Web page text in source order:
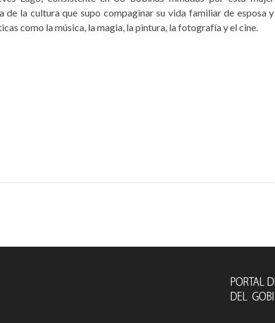
de la cultura que supo compaginar su vida familiar de esposa y
como la música, la magia, la pintura, la fotografía y el cine.